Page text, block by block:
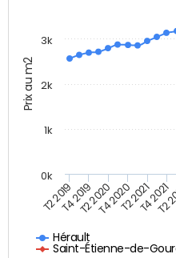
Prix au m2
Hérault
Saint-Étienne-de-
T2 2019T4 2019T2 2020T4 2020T2 2021T4 2021
T2
0k
1k
2k
3k